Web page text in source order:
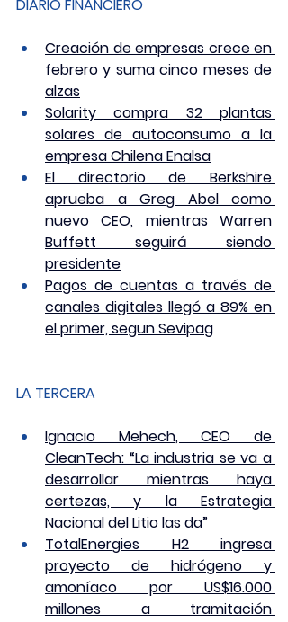
DIARIO FINANCIERO
Creación de empresas crece en
febrero y suma cinco meses de
alzas
Solarity compra 32 plantas
solares de autoconsumo a la
empresa Chilena Enalsa
El directorio de Berkshire
aprueba a Greg Abel como
nuevo CEO, mientras Warren
Buffett seguirá siendo
presidente
Pagos de cuentas a través de
canales digitales llegó a 89% en
el primer, segun Sevipag
LA TERCERA
Ignacio Mehech, CEO de
CleanTech: “La industria se va a
desarrollar mientras haya
certezas, y la Estrategia
Nacional del Litio las da”
TotalEnergies H2 ingresa
proyecto de hidrógeno y
amoníaco por US$16.000
millones a tramitación